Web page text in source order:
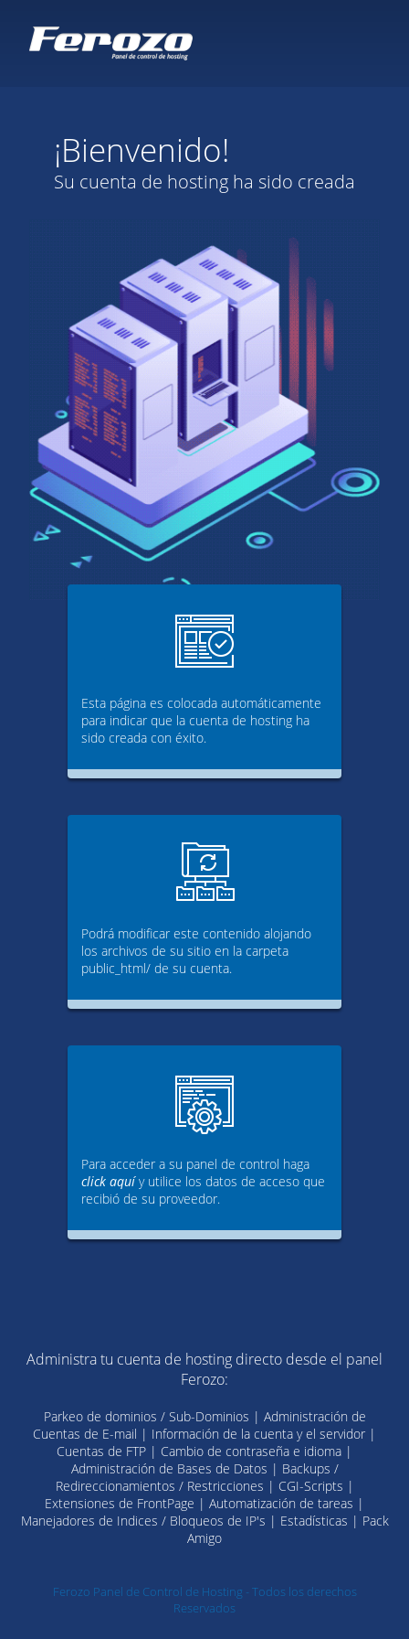
¡Bienvenido!
Su cuenta de hosting ha sido creada
Esta página es colocada automáticamente
para indicar que la cuenta de hosting ha
sido creada con éxito.
Podrá modificar este contenido alojando
los archivos de su sitio en la carpeta
public_html/ de su cuenta.
Para acceder a su panel de control haga
click aquíy utilice los datos de acceso que
recibió de su proveedor.
Administra tu cuenta de hosting directo desde el panel
Ferozo:
Parkeo de dominios / Sub-Dominios | Administración de
Cuentas de E-mail | Información de la cuenta y el servidor |
Cuentas de FTP | Cambio de contraseña e idioma |
Administración de Bases de Datos | Backups /
Redireccionamientos / Restricciones | CGI-Scripts |
Extensiones de FrontPage | Automatización de tareas |
Manejadores de Indices / Bloqueos de IP's | Estadísticas | Pack
Amigo
Ferozo Panel de Control de Hosting - Todos los derechos
Reservados